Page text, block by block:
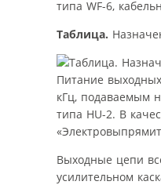
типа WF-6,
Таблица.
Питание
кГц, подаваемым
типа HU-2. В
Выходные цепи
усилительном